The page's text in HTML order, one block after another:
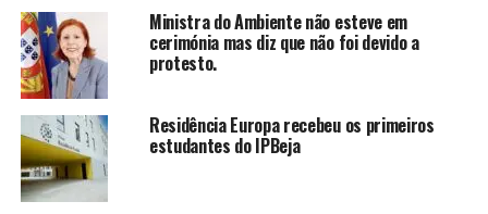
Ministra do Ambiente não esteve em
cerimónia mas diz que não foi devido a
protesto.
Residência Europa recebeu os primeiros
estudantes do IPBeja